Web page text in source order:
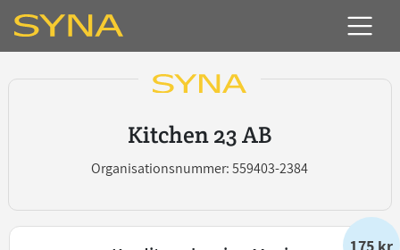
Kitchen 23 AB
Organisationsnummer: 559403-2384